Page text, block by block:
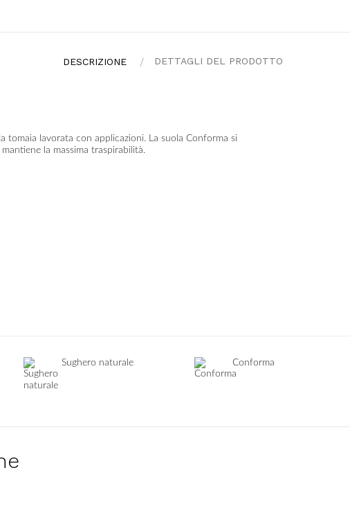
DESCRIZIONE DETTAGLI DEL PRODOTTO
tomaia lavorata con applicazioni. La suola Conforma si
la massima traspirabilità.
Sughero naturale Conforma